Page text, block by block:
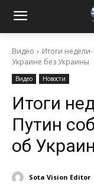
Видео
Итоги
Украине без Украины
Видео Новости
Итоги
Путин
об
Sota Vision Editor